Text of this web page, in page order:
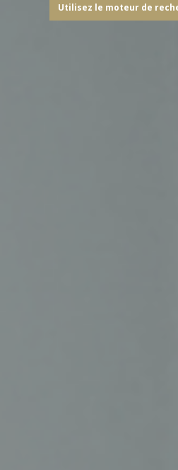
Utilisez le moteur de